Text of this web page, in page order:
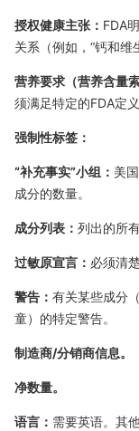
授权健康主张： FDA
关系（例如，“钙和维
营养要求（营养含量
须满足特定的FDA定义
强制性标签：
“补充事实”小组： 美
成分的数量。
成分列表： 列出的所
过敏原宣言： 必须清
警告： 有关某些成分
童）的特定警告。
制造商/分销商信息。
净数量。
语言： 需要英语。其